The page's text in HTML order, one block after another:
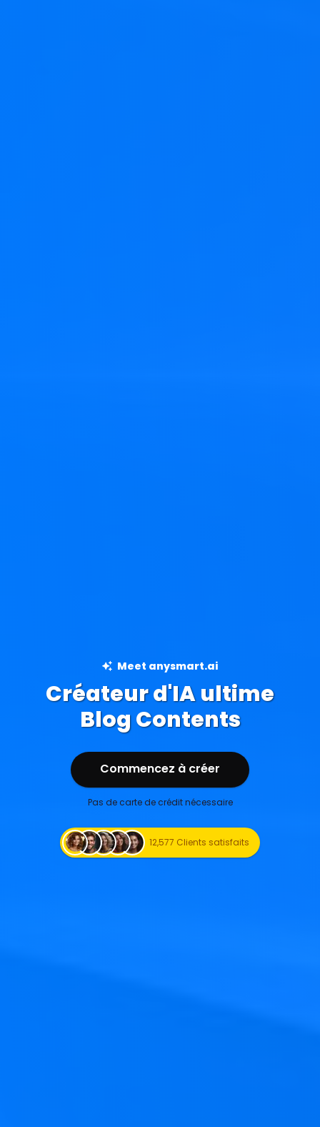
Meet anysmart.ai
Créateur d'IA ultime
Blog Contents
Ad Creations
Commencez à créer
Commencez à créer
gratuitement
Pas de carte de crédit nécessaire
12,577 Clients satisfaits